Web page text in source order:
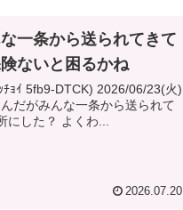
一条から送られてきて
ないと困るかね
2026/06/23(火)
した？ よくわ...
2026.07.20